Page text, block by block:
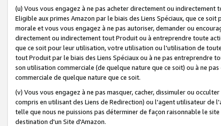
(u) Vous vous engagez à ne pas acheter directement ou
Eligible aux primes Amazon par le biais des Liens Spéciaux, que ce
morale et vous vous engagez à ne pas autoriser, demander ou
directement ou indirectement tout Produit ou à entreprendre toute
que ce soit pour leur utilisation, votre utilisation ou l'utilisation de
tout Produit par le biais des Liens Spéciaux ou à ne pas entreprendre
son utilisation commerciale (de quelque nature que ce soit) ou à ne
commerciale de quelque nature que ce soit.
(v) Vous vous engagez à ne pas masquer, cacher, dissimuler ou
compris en utilisant des Liens de Redirection) ou l'agent utilisateur
telle que nous ne puissions pas déterminer de façon raisonnable le
destination d'un Site d'Amazon.